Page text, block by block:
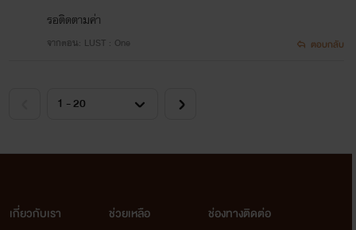
รอติดตามค่า
จากตอน: LUST : One ตอบกลับ
เกี่ยวกับเรา
ช่วยเหลือ
ช่องทางติดต่อ